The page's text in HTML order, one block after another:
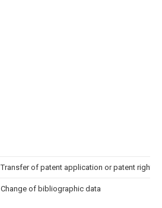
Transfer of patent application or patent right
Change of bibliographic data